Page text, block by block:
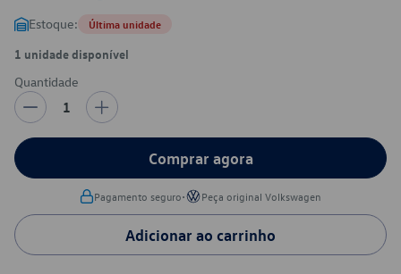
Estoque: Última unidade
1 unidade disponível
Quantidade
1
Comprar agora
Pagamento seguro• Peça original Volkswagen
Adicionar ao carrinho